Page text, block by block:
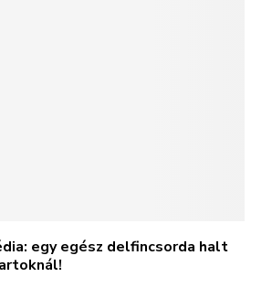
egy egész delfincsorda halt